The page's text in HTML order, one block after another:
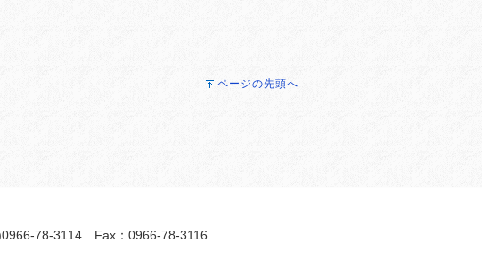
ページの先頭へ
78-3114 Fax：0966-78-3116